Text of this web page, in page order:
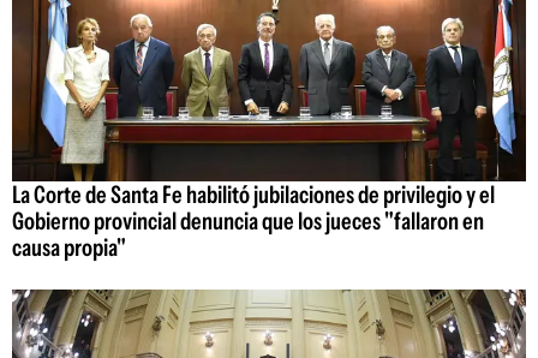
La Corte de Santa Fe habilitó jubilaciones de privilegio y el
Gobierno provincial denuncia que los jueces "fallaron en
causa propia"